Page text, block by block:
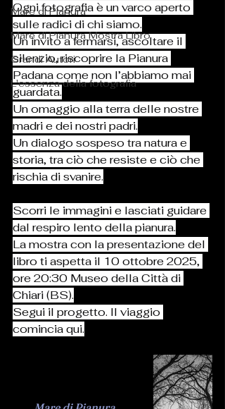
Mare di Pianura
Mare di Pianura Mostra Libro
Grandi Autori
L'essenza della fotografia
Ogni fotografia è un varco aperto
sulle radici di chi siamo.
Un invito a fermarsi, ascoltare il
silenzio, riscoprire la Pianura
Padana come non l’abbiamo mai
guardata.
Un omaggio alla terra delle nostre
madri e dei nostri padri.
Un dialogo sospeso tra natura e
storia, tra ciò che resiste e ciò che
rischia di svanire.
Scorri le immagini e lasciati guidare
dal respiro lento della pianura.
La mostra con la presentazione del
libro ti aspetta il 10 ottobre 2025,
ore 20:30 Museo della Città di
Chiari (BS).
Segui il progetto. Il viaggio
comincia qui.